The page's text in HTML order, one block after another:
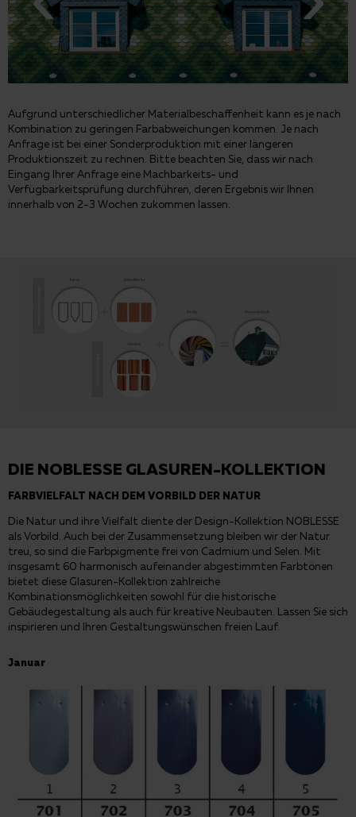
Aufgrund unterschiedlicher Materialbeschaffenheit kann es je nach
Kombination zu geringen Farbabweichungen kommen. Je nach
Anfrage ist bei einer Sonderproduktion mit einer längeren
Produktionszeit zu rechnen. Bitte beachten Sie, dass wir nach
Eingang Ihrer Anfrage eine Machbarkeits- und
Verfügbarkeitsprüfung durchführen, deren Ergebnis wir Ihnen
innerhalb von 2-3 Wochen zukommen lassen.
DIE NOBLESSE GLASUREN-KOLLEKTION
FARBVIELFALT NACH DEM VORBILD DER NATUR
Die Natur und ihre Vielfalt diente der Design-Kollektion NOBLESSE
als Vorbild. Auch bei der Zusammensetzung bleiben wir der Natur
treu, so sind die Farbpigmente frei von Cadmium und Selen. Mit
insgesamt 60 harmonisch aufeinander abgestimmten Farbtönen
bietet diese Glasuren-Kollektion zahlreiche
Kombinationsmöglichkeiten sowohl für die historische
Gebäudegestaltung als auch für kreative Neubauten. Lassen Sie sich
inspirieren und Ihren Gestaltungswünschen freien Lauf.
Januar